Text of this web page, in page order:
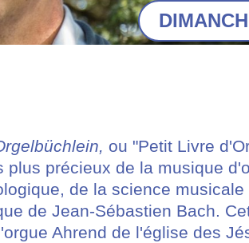
ou "Petit Livre
plus précieux de la musique
de la science musicale
de Jean-Sébastien Bach.
Ahrend de l'église des